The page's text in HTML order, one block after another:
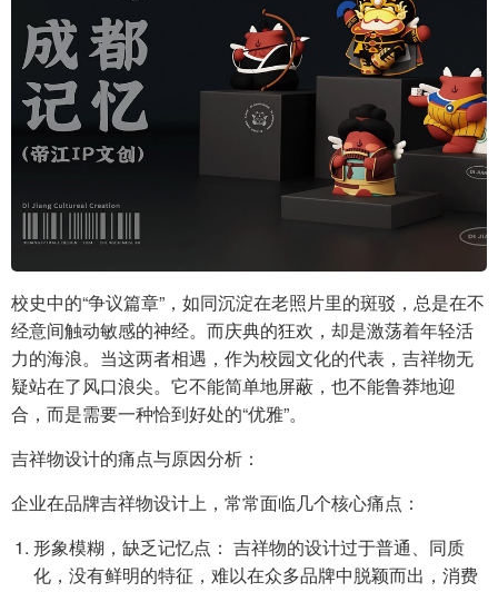
校史中的“争议篇章”，如同沉淀在老照片里的斑驳，总是在不
经意间触动敏感的神经。而庆典的狂欢，却是激荡着年轻活
力的海浪。当这两者相遇，作为校园文化的代表，吉祥物无
疑站在了风口浪尖。它不能简单地屏蔽，也不能鲁莽地迎
合，而是需要一种恰到好处的“优雅”。
吉祥物设计的痛点与原因分析：
企业在品牌吉祥物设计上，常常面临几个核心痛点：
形象模糊，缺乏记忆点： 吉祥物的设计过于普通、同质
化，没有鲜明的特征，难以在众多品牌中脱颖而出，消费